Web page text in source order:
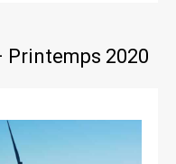
Printemps 2020